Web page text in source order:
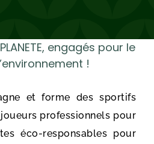
PLANETE, engagés pour le
!
et forme des sportifs
professionnels pour
éco-responsables pour